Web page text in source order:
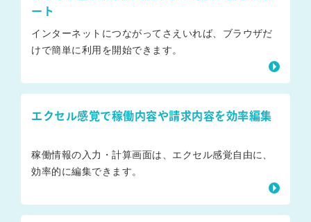
ート
インターネットにつながってさえいれば、ブラウザだ
けで簡単に利用を開始できます。
エクセル感覚で稼働内容や請求内容を効率編集
稼働情報の入力・計算画面は、エクセル感覚自由に、
効率的に編集できます。